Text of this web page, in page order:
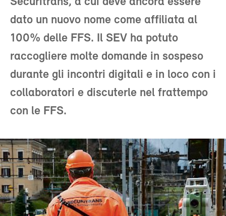
dato un nuovo nome come affiliata al
100% delle FFS. Il SEV ha potuto
raccogliere molte domande in sospeso
durante gli incontri digitali e in loco con i
collaboratori e discuterle nel frattempo
con le FFS.